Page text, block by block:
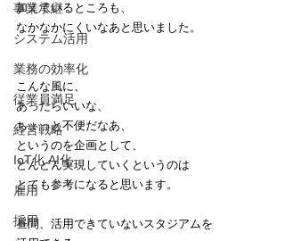
事業承継
システム活用
業務の効率化
従業員満足
経営戦略
IoT化 AI化
雇用
採用
加えているところも、
なかなかにくいなあと思いました。
こんな風に、
あったらいいな、
ちょっと不便だなあ、
というのを企画として、
どんどん実現していくというのは
とても参考になると思います。
昼間、活用できていないスタジアムを